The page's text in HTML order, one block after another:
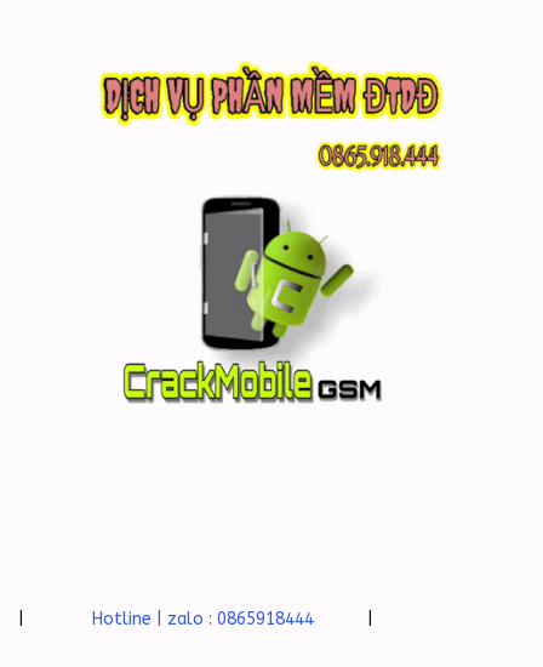
Hotline | zalo : 0865918444